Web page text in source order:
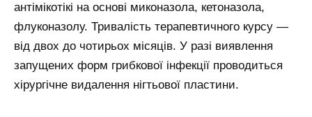
антімікотікі на основі миконазола, кетоназола,
флуконазолу. Тривалість терапевтичного курсу —
від двох до чотирьох місяців. У разі виявлення
запущених форм грибкової інфекції проводиться
хірургічне видалення нігтьової пластини.